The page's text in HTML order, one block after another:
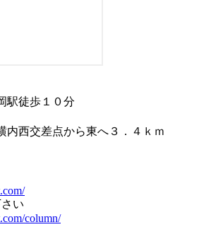
駅徒歩１０分
西交差点から東へ３．４ｋｍ
い
column/